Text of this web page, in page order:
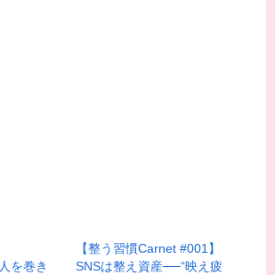
を巻き
【整う習慣Carnet #001】
SNSは整え資産──“映え疲